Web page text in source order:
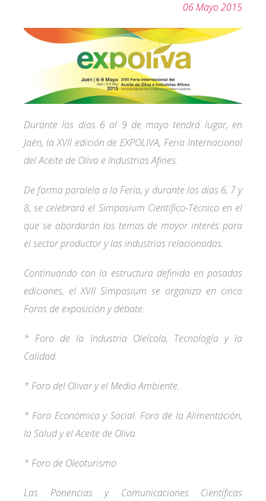
06 Mayo 2015
Durante los días 6 al 9 de mayo tendrá lugar, en
Jaén, la XVII edición de EXPOLIVA, Feria Internacional
del Aceite de Oliva e Industrias Afines.
De forma paralela a la Feria, y durante los días 6, 7 y
8, se celebrará el Simposium Científico-Técnico en el
que se abordarán los temas de mayor interés para
el sector productor y las industrias relacionadas.
Continuando con la estructura definida en pasadas
ediciones, el XVII Simposium se organiza en cinco
Foros de exposición y debate:
* Foro de la Industria Oleícola, Tecnología y la
Calidad.
* Foro del Olivar y el Medio Ambiente.
* Foro Económico y Social. Foro de la Alimentación,
la Salud y el Aceite de Oliva.
* Foro de Oleoturismo
Las Ponencias y Comunicaciones Científicas